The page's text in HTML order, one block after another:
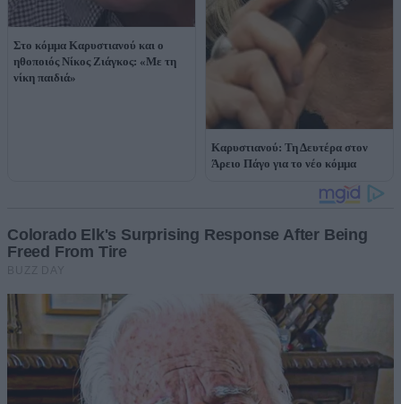
Στο κόμμα Καρυστιανού και ο
ηθοποιός Νίκος Ζιάγκος: «Με τη
νίκη παιδιά»
Καρυστιανού: Τη Δευτέρα στον
Άρειο Πάγο για το νέο κόμμα